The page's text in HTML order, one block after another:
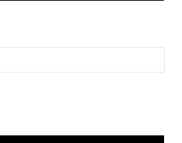
w t